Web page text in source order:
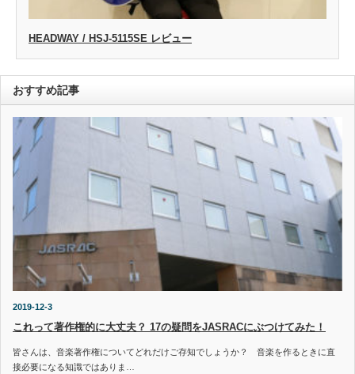
HEADWAY / HSJ-5115SE レビュー
おすすめ記事
2019-12-3
これって著作権的に大丈夫？ 17の疑問をJASRACにぶつけてみた！
皆さんは、音楽著作権についてどれだけご存知でしょうか？ 音楽を作るときに直
接必要になる知識ではありま…